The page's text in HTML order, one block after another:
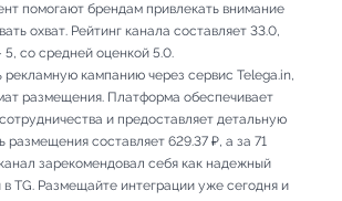
помогают брендам привлекать внимание
охват. Рейтинг канала составляет 33.0,
5, со средней оценкой 5.0.
кампанию через сервис Telega.in,
размещения. Платформа обеспечивает
и предоставляет детальную
размещения составляет 629.37 ₽, а за 71
зарекомендовал себя как надежный
TG. Размещайте интеграции уже сегодня и